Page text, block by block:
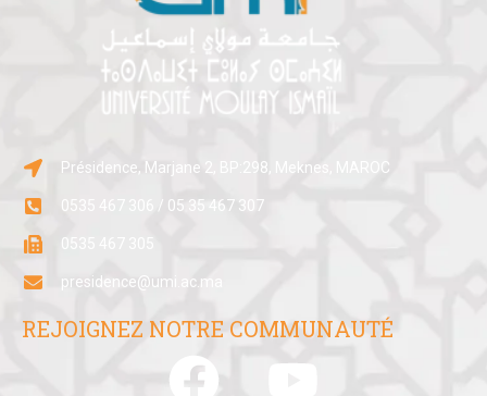
Présidence, Marjane 2, BP:298, Meknes, MAROC
0535 467 306 / 05 35 467 307
0535 467 305
presidence@umi.ac.ma
REJOIGNEZ NOTRE COMMUNAUTÉ